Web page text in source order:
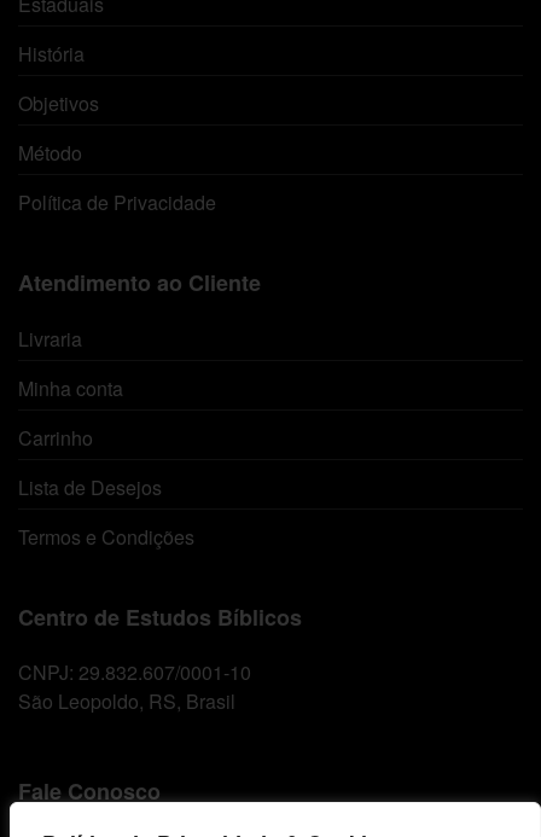
História
Objetivos
Método
Política de Privacidade
Atendimento ao Cliente
Livraria
Minha conta
Carrinho
Lista de Desejos
Termos e Condições
Centro de Estudos Bíblicos
CNPJ: 29.832.607/0001-10
São Leopoldo, RS, Brasil
Fale Conosco